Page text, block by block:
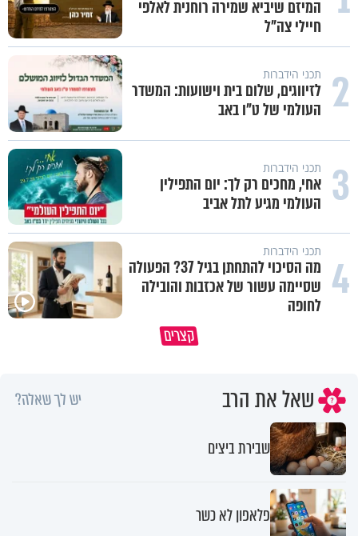
המיזם שיביא שמירה רוחנית לאלפי
חיילי צה"ל
2 תכני הידברות
לזיווגים, שלום בית וישועות: המשדר
העולמי של ט"ו באב
3 תכני הידברות
אחי, מחכים רק לך: יום התפילין
העולמי מגיע לתל אביב
4 תכני הידברות
מה הסיכוי להתחתן בגיל 37? הפעולה
שסיימה עשור של אכזבות והובילה
לחופה
קצריםמי שאמר והיה העולם זה אבא שלנו
שאל את הרב יש לך שאלה?
שבירת ביצים
פלאפון לא כשר